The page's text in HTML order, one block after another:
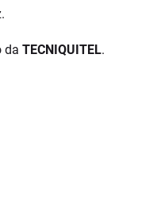
daTECNIQUITEL.